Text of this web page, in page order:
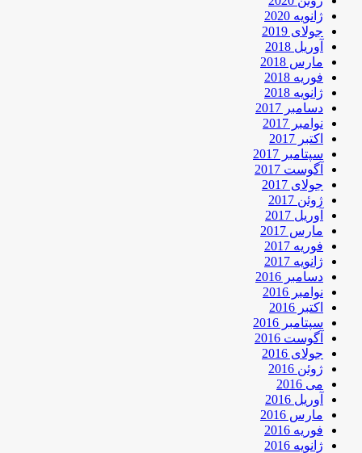
ژانویه 2020
جولای 2019
آوریل 2018
مارس 2018
فوریه 2018
ژانویه 2018
دسامبر 2017
نوامبر 2017
اکتبر 2017
سپتامبر 2017
آگوست 2017
جولای 2017
ژوئن 2017
آوریل 2017
مارس 2017
فوریه 2017
ژانویه 2017
دسامبر 2016
نوامبر 2016
اکتبر 2016
سپتامبر 2016
آگوست 2016
جولای 2016
ژوئن 2016
می 2016
آوریل 2016
مارس 2016
فوریه 2016
ژانویه 2016